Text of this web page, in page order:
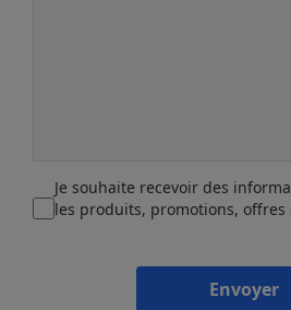
Je souhaite recevoir des
les produits, promotions, offres
Envoyer